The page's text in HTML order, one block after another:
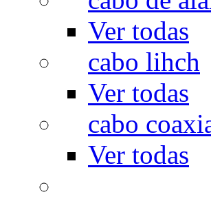
Ver todas
cabo lihch
Ver todas
cabo
Ver todas